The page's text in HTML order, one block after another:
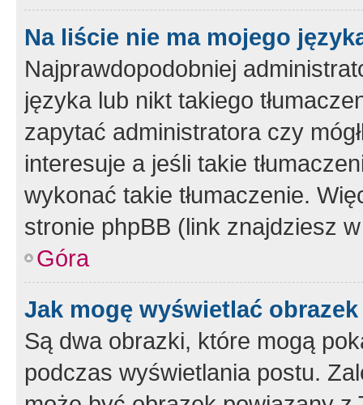
Na liście nie ma mojego
Najprawdopodobniej
języka lub nikt takiego
zapytać administratora czy
interesuje a jeśli takie
wykonać takie tłumaczenie.
stronie phpBB (link znajdziesz
Góra
Jak mogę wyświetlać
Są dwa obrazki, które mogą
podczas wyświetlania postu.